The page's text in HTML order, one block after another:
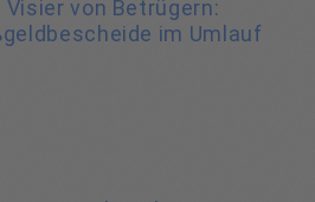
von Betrügern:
im Umlauf